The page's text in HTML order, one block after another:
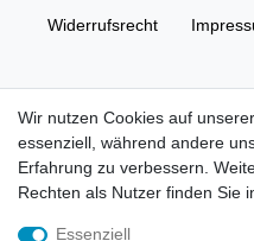
Widerrufs­recht
© Copyright 2026 | Alle
Handelsgesellschaft mbH.
Wir nutzen Cookies auf
essenziell, während andere
Erfahrung zu verbessern.
Rechten als Nutzer finden Sie
Essenziell